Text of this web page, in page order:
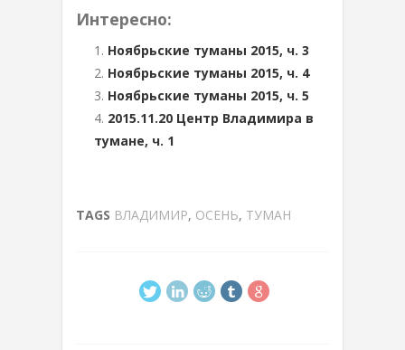
Интересно:
Ноябрьские туманы 2015, ч. 3
Ноябрьские туманы 2015, ч. 4
Ноябрьские туманы 2015, ч. 5
2015.11.20 Центр Владимира в
тумане, ч. 1
TAGS ВЛАДИМИР, ОСЕНЬ, ТУМАН